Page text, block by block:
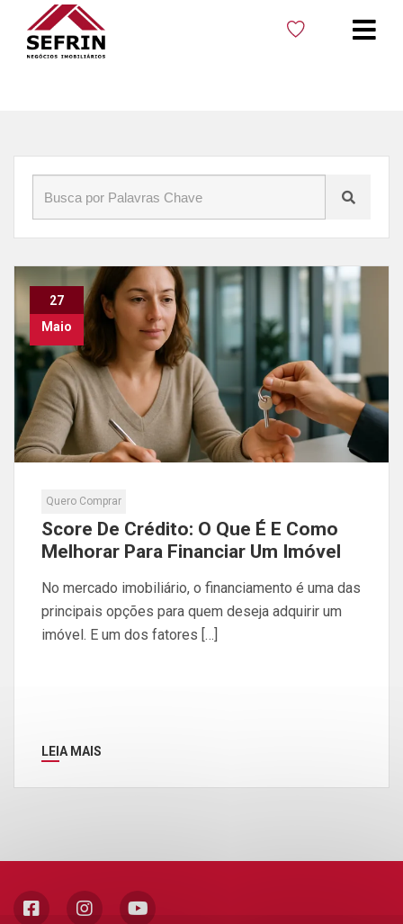
Início»Blog »Score
27
Maio
Quero Comprar
Score De Crédito: O Que É E Como
Melhorar Para Financiar Um Imóvel
No mercado imobiliário, o financiamento é uma das
principais opções para quem deseja adquirir um
imóvel. E um dos fatores […]
LEIA MAIS